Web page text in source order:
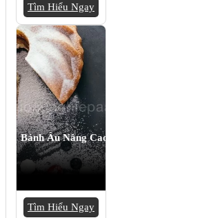
Tìm Hiểu Ngay
Bánh Âu Nâng Cao
Tìm Hiểu Ngay